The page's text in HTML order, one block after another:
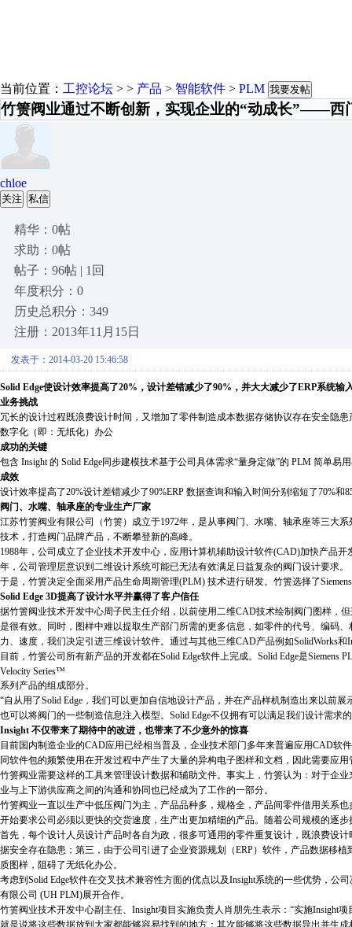
当前位置： 工控论坛 > > 产品 > 智能软件 > PLM 我要发帖
竹箦阀业通过不断创新，实现企业的“动成长”——西
chloe
关注 私信
精华：0帖
求助：0帖
帖子：96帖 | 1回
年度积分：0
历史总积分：349
注册：2013年11月15日
发表于：2014-03-20 15:46:58
Solid Edge使设计效率提高了20%，设计差错减少了90%，并大大减少了ERP系统
业务挑战
冗长的设计过程既浪费设计时间，又增加了零件制造成本数据存储协议存在安全隐
数字化（即：无纸化）办公
成功的关键
包含 Insight 的 Solid Edge同步建模技术基于公司具体需求“量身定做”的 PLM 简单
成效
设计效率提高了20%设计差错减少了90%ERP 数据查询和输入时间分别缩短了70%
阀门、水嘴、轴承座的专业生产厂家
江苏竹箦阀业有限公司（竹箦）成立于1972年，是从事阀门、水嘴、轴承座等三大
技术，打造阀门品牌产品，不断攀登新的高峰。
1988年，公司成立了企业技术开发中心，应用计算机辅助设计软件(CAD)加快产品
年，公司管理层意识到二维设计系统可能已无法有效满足日益复杂的阀门设计要求。
于是，竹箦决定全面采用产品生命周期管理(PLM) 技术进行研发。竹箦选择了
Solid Edge 3D提高了设计水平并赢得了客户信任
据竹箦阀业技术开发中心周子民主任介绍，以前使用二维CAD技术绘制阀门图样，
是很有效。同时，图样中难以提取生产部门所需的更多信息，如零件的代号、编码
力、速度，我们决定引进三维设计软件。通过与其他三维CAD产品例如SolidWorks
目前，竹箦公司所有新产品的开发都在Solid Edge软件上完成。Solid Edge是Siemens
Velocity Series™
系列产品的组成部分。
“自从用了Solid Edge，我们可以更加自信地设计产品，并在产品样机制造出来以前
也可以将阀门的一些制造信息注入模型。Solid Edge不仅拥有可以满足我们设计需求
Insight 不仅带来了期待中的改进，也带来了不少意外的惊喜
目前国内制造企业的CAD应用已经相当普及，企业技术部门多年来普遍应用CAD
同软件包的频繁使用在开发过程中产生了大量的异构电子图样和文档，因此需要应
竹箦阀业需要这样的工具来管理设计数据和辅助文件。事实上，竹箦认为：对于企
业与上下游供应商之间的沟通和协同也已经成为了工作的一部分。
竹箦阀业一直以生产中低压阀门为主，产品品种多，规格全，产品间零件借用关系
开始要求公司必须以更快的交货速度，生产出更加精细的产品。随着公司规模的逐
首先，每个设计人员设计产品时各自为政，很多可通用的零件重复设计，既浪费设
据安全存在隐患；第三，由于公司引进了企业资源规划（ERP）软件，产品数据移
质图样，阻碍了无纸化办公。
考虑到Solid Edge软件在交叉技术兼容性方面的优点以及Insight系统的一些优势，公
有限公司 (UH PLM)展开合作。
竹箦阀业技术开发中心副主任、Insight项目实施负责人肖朋先生表示：“实施Insight
就是说将这些数据放到大家都能够容易找到的地方；其次能够将这些数据导出并生